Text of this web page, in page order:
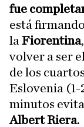
fue
está
la Fiorentina
volver a ser
de los
Eslovenia (1-
minutos
Albert Riera.